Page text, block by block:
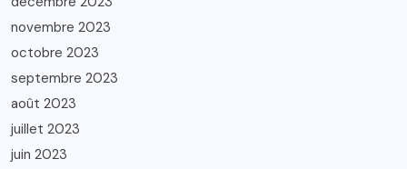
novembre 2023
octobre 2023
septembre 2023
août 2023
juillet 2023
juin 2023